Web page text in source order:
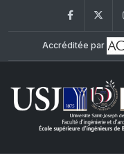
Accréditée par